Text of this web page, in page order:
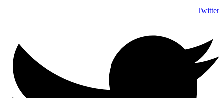
Twitter